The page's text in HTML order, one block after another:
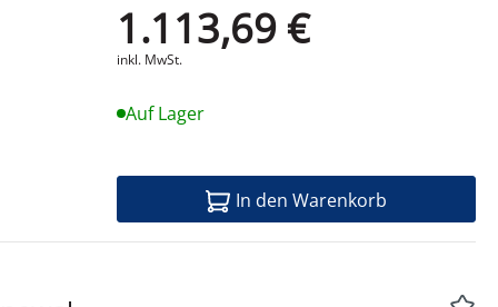
1.113,69 €
inkl. MwSt.
Auf Lager
In den Warenkorb